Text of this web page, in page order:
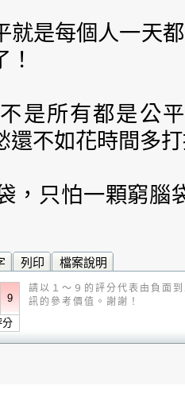
就是每個人一天
是所有都是公
還不如花時間多
，只怕一顆窮腦
列印 檔案說明
9
分
請以１～９的評分代表由負面
訊的參考價值。謝謝！